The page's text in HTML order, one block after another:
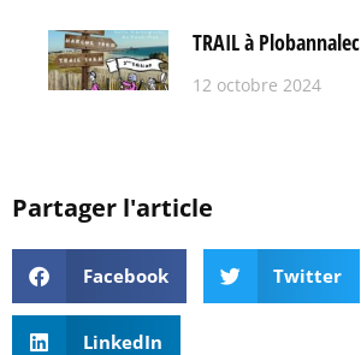
TRAIL à
12 octobre 2024
Partager l'article
Facebook Twitter
LinkedIn